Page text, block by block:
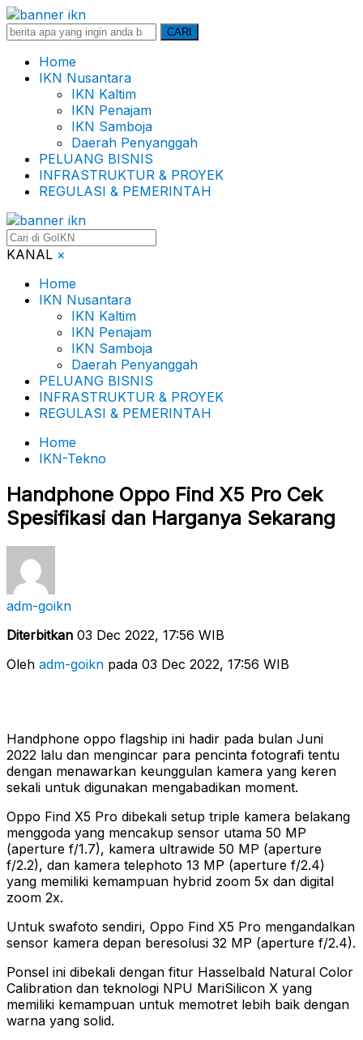
Search
CARI
Home
IKN Nusantara
IKN Kaltim
IKN Penajam
IKN Samboja
Daerah Penyanggah
PELUANG BISNIS
INFRASTRUKTUR & PROYEK
REGULASI & PEMERINTAH
KANAL ×
Home
IKN Nusantara
IKN Kaltim
IKN Penajam
IKN Samboja
Daerah Penyanggah
PELUANG BISNIS
INFRASTRUKTUR & PROYEK
REGULASI & PEMERINTAH
Home
IKN-Tekno
Handphone Oppo Find X5 Pro Cek
Spesifikasi dan Harganya Sekarang
adm-goikn
Diterbitkan 03 Dec 2022, 17:56 WIB
Oleh adm-goikn pada 03 Dec 2022, 17:56 WIB
Handphone oppo flagship ini hadir pada bulan Juni
2022 lalu dan mengincar para pencinta fotografi tentu
dengan menawarkan keunggulan kamera yang keren
sekali untuk digunakan mengabadikan moment.
Oppo Find X5 Pro dibekali setup triple kamera belakang
menggoda yang mencakup sensor utama 50 MP
(aperture f/1.7), kamera ultrawide 50 MP (aperture
f/2.2), dan kamera telephoto 13 MP (aperture f/2.4)
yang memiliki kemampuan hybrid zoom 5x dan digital
zoom 2x.
Untuk swafoto sendiri, Oppo Find X5 Pro mengandalkan
sensor kamera depan beresolusi 32 MP (aperture f/2.4).
Ponsel ini dibekali dengan fitur Hasselbald Natural Color
Calibration dan teknologi NPU MariSilicon X yang
memiliki kemampuan untuk memotret lebih baik dengan
warna yang solid.